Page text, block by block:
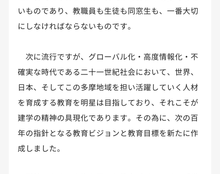
いものであり、教職員も生徒も同窓生も、一番大切
にしなければならないものです。
次に流行ですが、グローバル化・高度情報化・不
確実な時代である二十一世紀社会において、世界、
日本、そしてこの多摩地域を担い活躍していく人材
を育成する教育を明星は目指しており、それこそが
建学の精神の具現化であります。その為に、次の百
年の指針となる教育ビジョンと教育目標を新たに作
成しました。